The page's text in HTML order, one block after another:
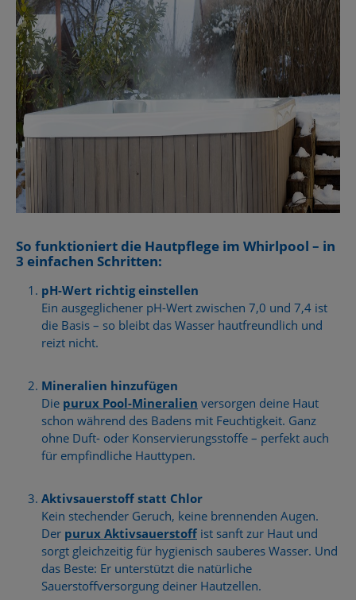
So funktioniert die Hautpflege im Whirlpool – in
3 einfachen Schritten:
pH-Wert richtig einstellen
Ein ausgeglichener pH-Wert zwischen 7,0 und 7,4 ist
die Basis – so bleibt das Wasser hautfreundlich und
reizt nicht.
Mineralien hinzufügen
Die purux Pool-Mineralien versorgen deine Haut
schon während des Badens mit Feuchtigkeit. Ganz
ohne Duft- oder Konservierungsstoffe – perfekt auch
für empfindliche Hauttypen.
Aktivsauerstoff statt Chlor
Kein stechender Geruch, keine brennenden Augen.
Der purux Aktivsauerstoff ist sanft zur Haut und
sorgt gleichzeitig für hygienisch sauberes Wasser. Und
das Beste: Er unterstützt die natürliche
Sauerstoffversorgung deiner Hautzellen.